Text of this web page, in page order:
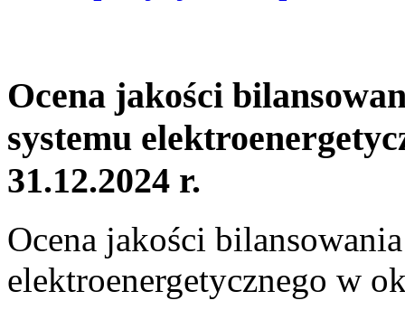
Ocena jakości
systemu
31.12.2024 r.
Ocena jakości
elektroenergetycznego w